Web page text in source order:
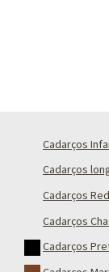
Cadarços
Cadarços
Cadarços
Cadarços
Cadarços